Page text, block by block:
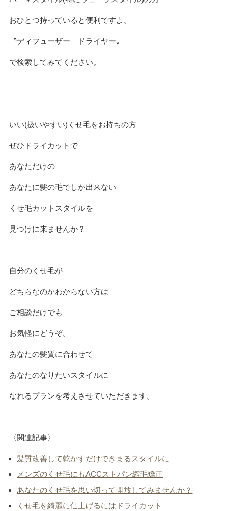
おひとつ持っていると便利ですよ。
〝ディフューザー ドライヤー〟
で検索してみてください。
いい(扱いやすい)くせ毛をお持ちの方
ぜひドライカットで
あなただけの
あなたに髪の毛でしか出来ない
くせ毛カットスタイルを
見つけに来ませんか？
自分のくせ毛が
どちらなのかわからない方は
ご相談だけでも
お気軽にどうぞ。
あなたの髪質に合わせて
あなたのなりたいスタイルに
なれるプランを考えさせていただきます。
〈関連記事〉
髪質改善して乾かすだけできまるスタイルに
メンズのくせ毛にもACCストパン縮毛矯正
あなたのくせ毛を思い切って開放してみませんか？
くせ毛を綺麗に仕上げるにはドライカット